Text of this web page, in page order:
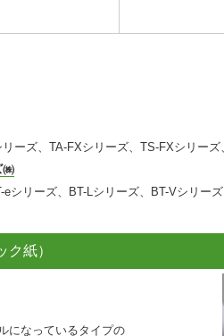
ーズ、TA-FXシリーズ、TS-FXシリー
㈱
eシリーズ、BT-Lシリーズ、BT-Vシリー
紙）
になっているタイプの